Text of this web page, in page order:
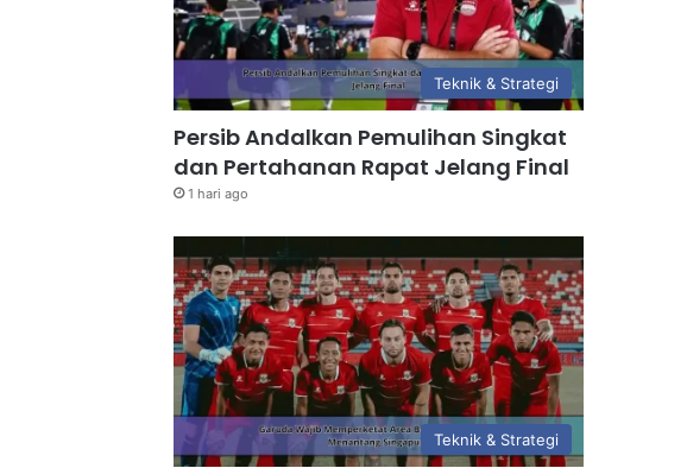
Teknik & Strategi
Persib Andalkan Pemulihan Singkat
dan Pertahanan Rapat Jelang Final
1 hari ago
Teknik & Strategi